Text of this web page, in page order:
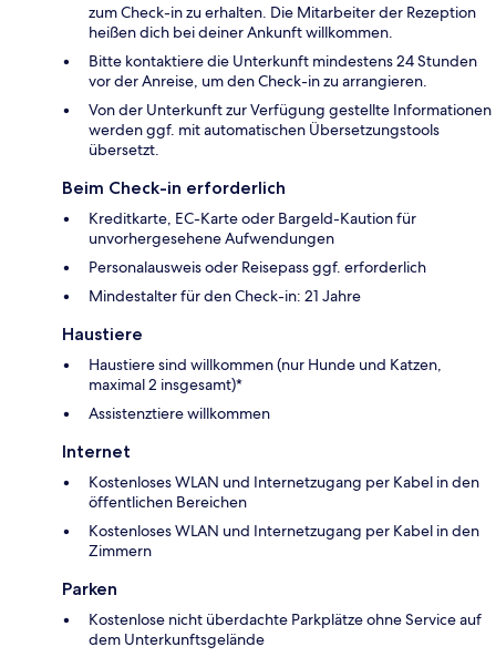
zum Check-in zu erhalten. Die Mitarbeiter der Rezeption
heißen dich bei deiner Ankunft willkommen.
Bitte kontaktiere die Unterkunft mindestens 24 Stunden
vor der Anreise, um den Check-in zu arrangieren.
Von der Unterkunft zur Verfügung gestellte Informationen
werden ggf. mit automatischen Übersetzungstools
übersetzt.
Beim Check-in erforderlich
Kreditkarte, EC-Karte oder Bargeld-Kaution für
unvorhergesehene Aufwendungen
Personalausweis oder Reisepass ggf. erforderlich
Mindestalter für den Check-in: 21 Jahre
Haustiere
Haustiere sind willkommen (nur Hunde und Katzen,
maximal 2 insgesamt)*
Assistenztiere willkommen
Internet
Kostenloses WLAN und Internetzugang per Kabel in den
öffentlichen Bereichen
Kostenloses WLAN und Internetzugang per Kabel in den
Zimmern
Parken
Kostenlose nicht überdachte Parkplätze ohne Service auf
dem Unterkunftsgelände